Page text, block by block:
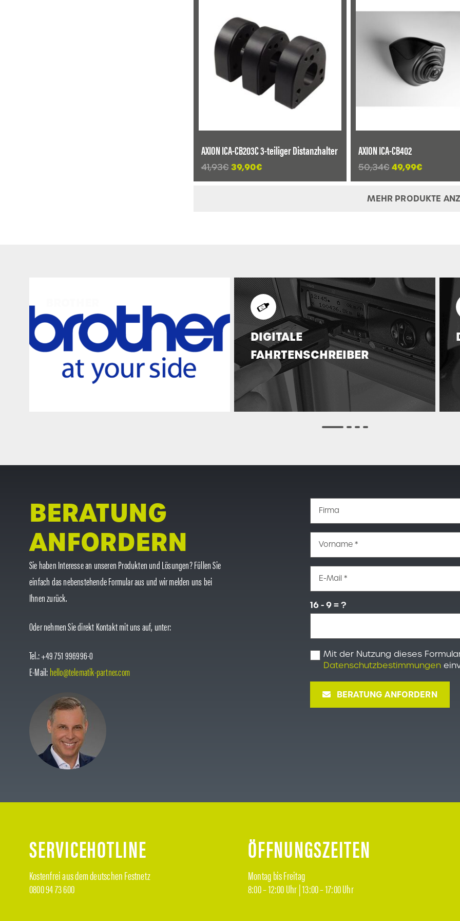
AXION ICA-CB203C 3-teiliger Distanzhalter
41,93€Ursprünglicher
Preis
39,90€Aktueller
Preis
AXION ICA-CB402
50,34€Ursprünglicher
Preis
war:
50,34€
49,99€Aktueller
Preis
ist:
49,99€.
MEHR PRODUKTE
DIGITALE
FAHRTENSCHREIBER
BERATUNG
ANFORDERN
Sie haben Interesse an unseren Produkten und Lösungen? Füllen Sie
einfach das nebenstehende Formular aus und wir melden uns bei
Ihnen zurück.
Oder nehmen Sie direkt Kontakt mit uns auf, unter:
Tel.: +49 751 996996-0
E-Mail:hello@telematik-partner.com
Firma
Vorname *
E-Mail *
16 - 9 = ?
Mit der Nutzung dieses
Datenschutzbestimmungen
BERATUNG ANFORDERN
SERVICEHOTLINE
Kostenfrei aus dem deutschen Festnetz
0800 94 73 600
ÖFFNUNGSZEITEN
Montag bis Freitag
8:00 – 12:00 Uhr | 13:00 – 17:00 Uhr